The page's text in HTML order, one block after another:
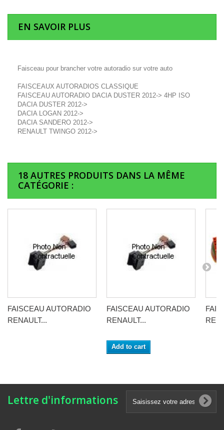
EN SAVOIR PLUS
Faisceau pour brancher votre autoradio sur votre auto
FAISCEAUX AUTORADIOS CLASSIQUE
FAISCEAU AUTORADIO DACIA DUSTER 2012-> 4HP ISO
DACIA DUSTER 2012->
DACIA LOGAN 2012->
DACIA SANDERO 2012->
RENAULT TWINGO 2012->
18 AUTRES PRODUITS DANS LA MÊME
CATÉGORIE :
FAISCEAU AUTORADIO
RENAULT...
FAISCEAU AUTORADIO
RENAULT...
Add to cart
Lettre d'informations